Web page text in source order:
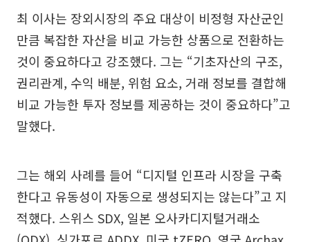
최 이사는 장외시장의 주요 대상이 비정형 자산군인
만큼 복잡한 자산을 비교 가능한 상품으로 전환하는
것이 중요하다고 강조했다. 그는 “기초자산의 구조,
권리관계, 수익 배분, 위험 요소, 거래 정보를 결합해
비교 가능한 투자 정보를 제공하는 것이 중요하다”고
말했다.
그는 해외 사례를 들어 “디지털 인프라 시장을 구축
한다고 유동성이 자동으로 생성되지는 않는다”고 지
적했다. 스위스 SDX, 일본 오사카디지털거래소